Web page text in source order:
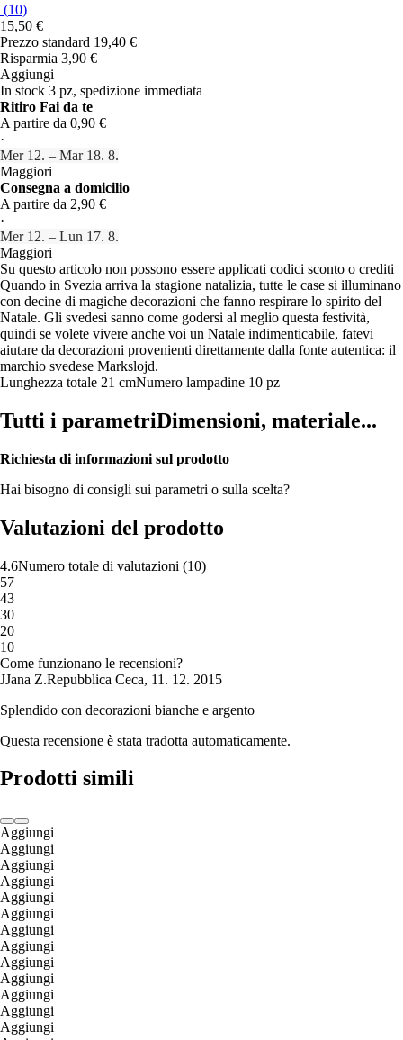
(10)
15,50 €
Prezzo standard 19,40 €
Risparmia 3,90 €
Aggiungi
In stock 3 pz, spedizione immediata
Ritiro Fai da te
A partire da 0,90 €
·
Mer 12. – Mar 18. 8.
Maggiori
Consegna a domicilio
A partire da 2,90 €
·
Mer 12. – Lun 17. 8.
Maggiori
Su questo articolo non possono essere applicati codici sconto o crediti
Quando in Svezia arriva la stagione natalizia, tutte le case si illuminano
con decine di magiche decorazioni che fanno respirare lo spirito del
Natale. Gli svedesi sanno come godersi al meglio questa festività,
quindi se volete vivere anche voi un Natale indimenticabile, fatevi
aiutare da decorazioni provenienti direttamente dalla fonte autentica: il
marchio svedese Markslojd.
Lunghezza totale 21 cmNumero lampadine 10 pz
Tutti i parametriDimensioni, materiale...
Richiesta di informazioni sul prodotto
Hai bisogno di consigli sui parametri o sulla scelta?
Valutazioni del prodotto
4.6Numero totale di valutazioni (10)
57
43
30
20
10
Come funzionano le recensioni?
JJana Z.Repubblica Ceca, 11. 12. 2015
Splendido con decorazioni bianche e argento
Questa recensione è stata tradotta automaticamente.
Prodotti simili
Aggiungi
Aggiungi
Aggiungi
Aggiungi
Aggiungi
Aggiungi
Aggiungi
Aggiungi
Aggiungi
Aggiungi
Aggiungi
Aggiungi
Aggiungi